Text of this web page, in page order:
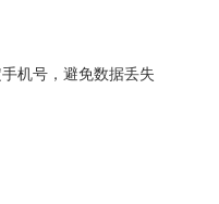
机号，避免数据丢失